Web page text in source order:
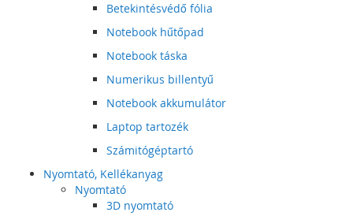
Betekintésvédő fólia
Notebook hűtőpad
Notebook táska
Numerikus billentyű
Notebook akkumulátor
Laptop tartozék
Számitógéptartó
Nyomtató, Kellékanyag
Nyomtató
3D nyomtató